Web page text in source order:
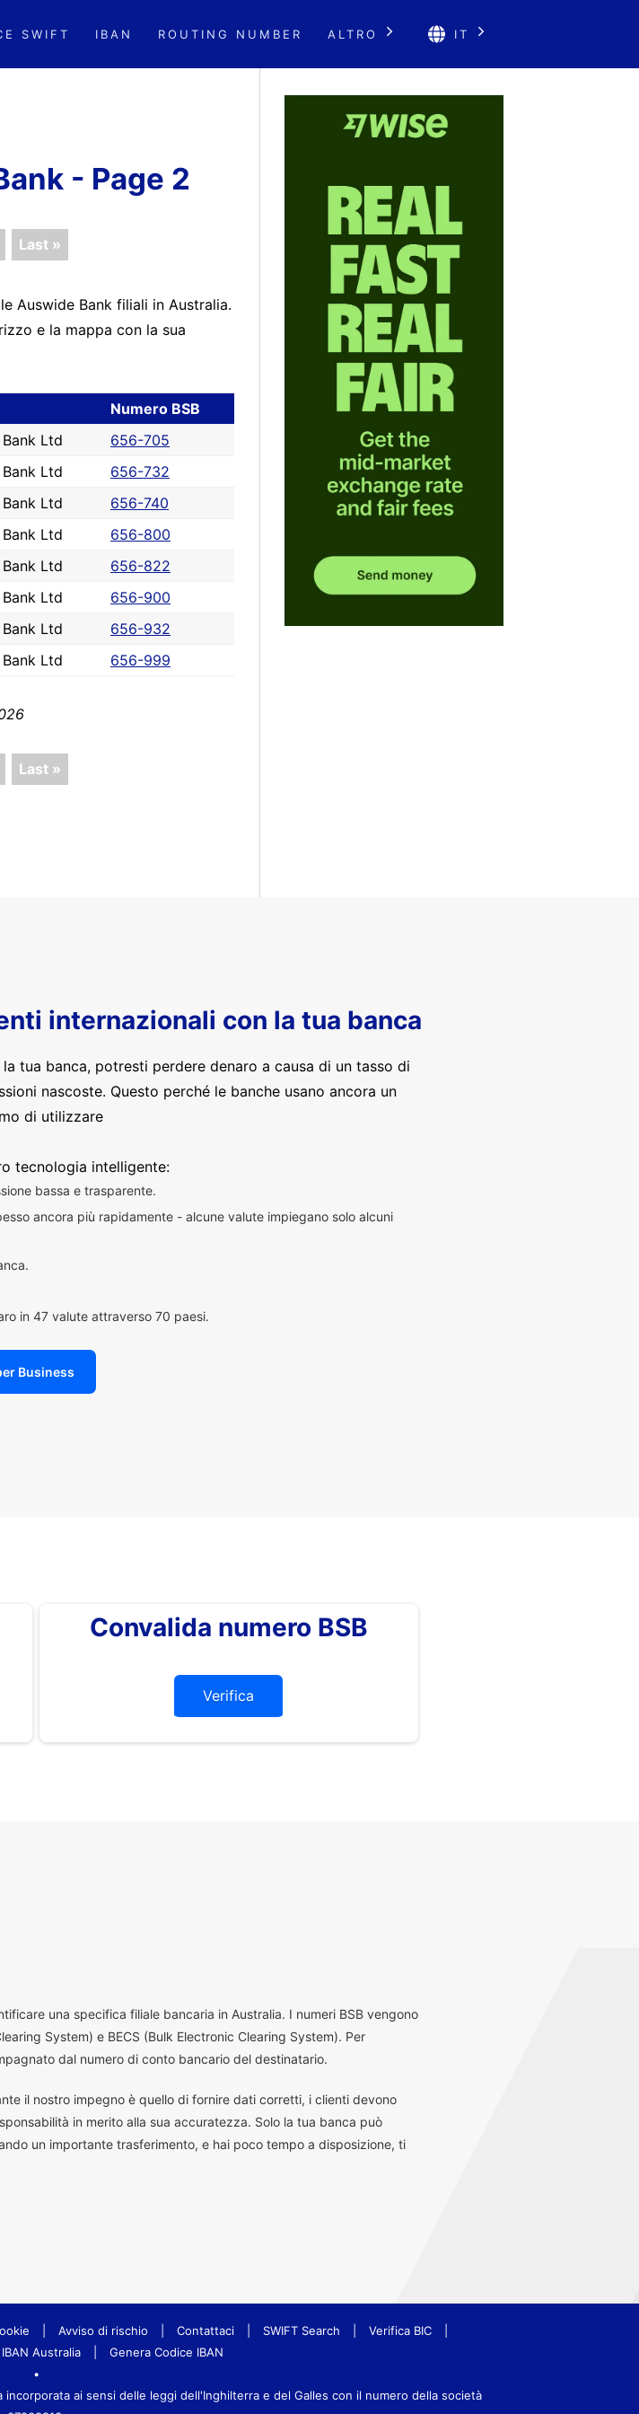
SWIFT IBAN ROUTING NUMBER ALTRO IT
- Page 2
Last »
Auswide Bank filiali in Australia.
e la mappa con la sua
Numero BSB
Ltd
656-705
Ltd
656-732
Ltd
656-740
Ltd
656-800
Ltd
656-822
Ltd
656-900
Ltd
656-932
Ltd 656-999
Last »
internazionali con la tua banca
tua banca, potresti perdere denaro a causa di un tasso di
nascoste. Questo perché le banche usano ancora un
di utilizzare
tecnologia intelligente:
bassa e trasparente.
ancora più rapidamente - alcune valute impiegano solo alcuni
in 47 valute attraverso 70 paesi.
Business
Convalida numero BSB
Verifica
una specifica filiale bancaria in Australia. I numeri BSB vengono
System) e BECS (Bulk Electronic Clearing System). Per
dal numero di conto bancario del destinatario.
il nostro impegno è quello di fornire dati corretti, i clienti devono
in merito alla sua accuratezza. Solo la tua banca può
un importante trasferimento, e hai poco tempo a disposizione, ti
Avviso di rischio Contattaci SWIFT Search Verifica BIC
IBAN Australia
Genera Codice IBAN
•
ai sensi delle leggi dell'Inghilterra e del Galles con il numero della società